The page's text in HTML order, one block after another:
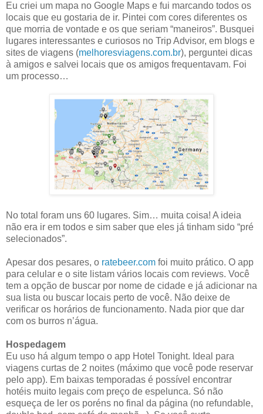
Eu criei um mapa no Google Maps e fui marcando todos os
locais que eu gostaria de ir. Pintei com cores diferentes os
que morria de vontade e os que seriam “maneiros”. Busquei
lugares interessantes e curiosos no Trip Advisor, em blogs e
sites de viagens (melhoresviagens.com.br), perguntei dicas
à amigos e salvei locais que os amigos frequentavam. Foi
um processo…
No total foram uns 60 lugares. Sim… muita coisa! A ideia
não era ir em todos e sim saber que eles já tinham sido “pré
selecionados”.
Apesar dos pesares, o ratebeer.com foi muito prático. O app
para celular e o site listam vários locais com reviews. Você
tem a opção de buscar por nome de cidade e já adicionar na
sua lista ou buscar locais perto de você. Não deixe de
verificar os horários de funcionamento. Nada pior que dar
com os burros n’água.
Hospedagem
Eu uso há algum tempo o app Hotel Tonight. Ideal para
viagens curtas de 2 noites (máximo que você pode reservar
pelo app). Em baixas temporadas é possível encontrar
hotéis muito legais com preço de espelunca. Só não
esqueça de ler os poréns no final da página (no refundable,